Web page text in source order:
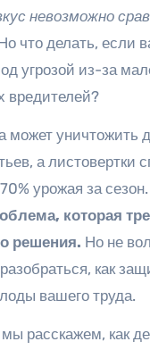
невозможно
что делать, если
угрозой из-за
вредителей?
может уничтожить
а листовертки
урожая за сезон.
которая
решения. Но не
как
вашего труда.
расскажем, как